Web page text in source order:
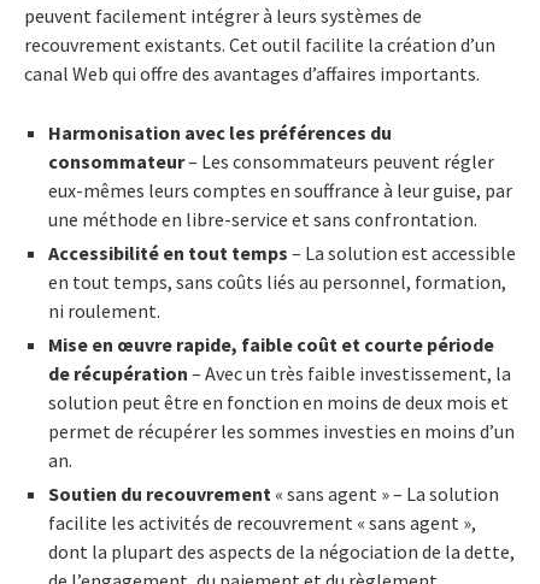
peuvent facilement intégrer à leurs systèmes de
recouvrement existants. Cet outil facilite la création d’un
canal Web qui offre des avantages d’affaires importants.
Harmonisation avec les préférences du
consommateur– Les consommateurs peuvent régler
eux-mêmes leurs comptes en souffrance à leur guise, par
une méthode en libre-service et sans confrontation.
Accessibilité en tout temps – La solution est accessible
en tout temps, sans coûts liés au personnel, formation,
ni roulement.
Mise en œuvre rapide, faible coût et courte période
de récupération – Avec un très faible investissement, la
solution peut être en fonction en moins de deux mois et
permet de récupérer les sommes investies en moins d’un
an.
Soutien du recouvrement « sans agent » – La solution
facilite les activités de recouvrement « sans agent »,
dont la plupart des aspects de la négociation de la dette,